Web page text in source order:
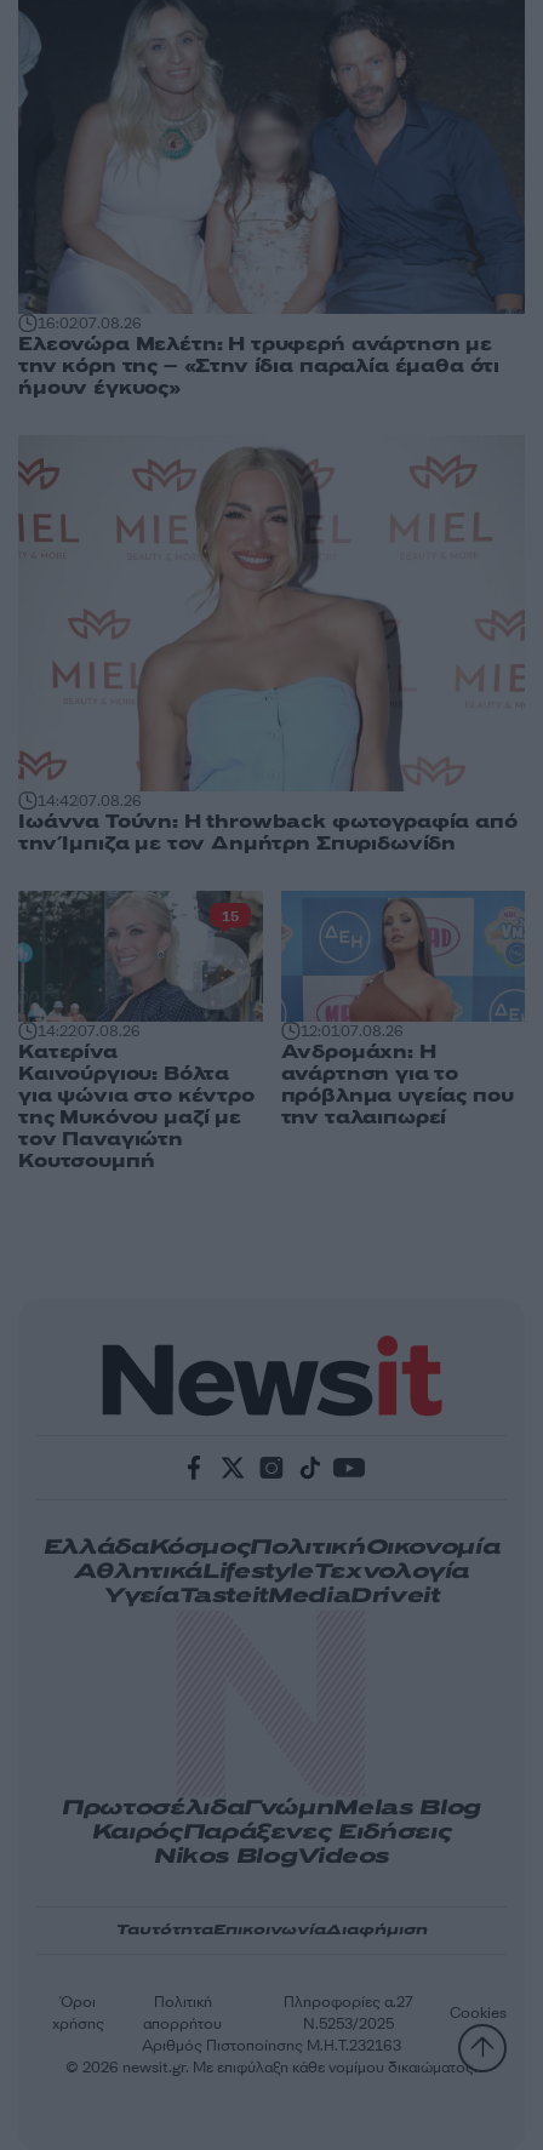
16:0207.08.26
Ελεονώρα Μελέτη: Η τρυφερή ανάρτηση με
την κόρη της – «Στην ίδια παραλία έμαθα ότι
ήμουν έγκυος»
14:4207.08.26
Ιωάννα Τούνη: Η throwback φωτογραφία από
την Ίμπιζα με τον Δημήτρη Σπυριδωνίδη
14:2207.08.26
Κατερίνα
Καινούργιου: Βόλτα
για ψώνια στο κέντρο
της Μυκόνου μαζί με
τον Παναγιώτη
Κουτσουμπή
15
12:0107.08.26
Ανδρομάχη: Η
ανάρτηση για το
πρόβλημα υγείας που
την ταλαιπωρεί
ΕλλάδαΚόσμοςΠολιτικήΟικονομία
ΑθλητικάLifestyleΤεχνολογία
ΥγείαTasteitMediaDriveit
ΠρωτοσέλιδαΓνώμηMelas Blog
ΚαιρόςΠαράξενες Ειδήσεις
Nikos BlogVideos
ΤαυτότηταΕπικοινωνίαΔιαφήμιση
Αριθμός Πιστοποίησης Μ.Η.Τ.232163
Όροι
χρήσης
Πολιτική
απορρήτου
Πληροφορίες α.27
Ν.5253/2025
Cookies
© 2026 newsit.gr. Με επιφύλαξη κάθε νομίμου δικαιώματος.